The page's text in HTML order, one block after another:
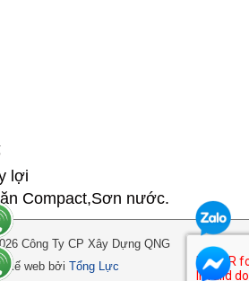
lợi
Compact,Sơn nước.
Công Ty CP Xây Dựng QNG
kế web bởi Tổng Lực